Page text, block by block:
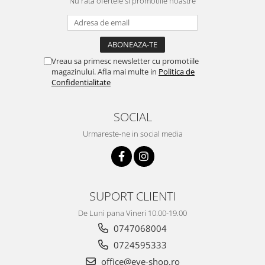
Vreau sa primesc newsletter cu promotiile
magazinului. Afla mai multe in Politica de
Confidentialitate
SOCIAL
Urmareste-ne in social media
SUPORT CLIENTI
De Luni pana Vineri 10.00-19.00
0747068004
0724595333
office@eye-shop.ro